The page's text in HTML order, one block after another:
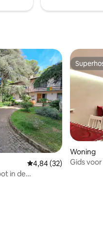
Gemiddelde
4,84 (32)
in de
Woning
Gids